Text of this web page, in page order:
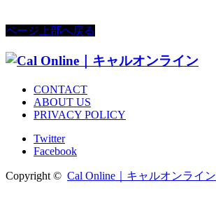
ページ上部へ戻る
CONTACT
ABOUT US
PRIVACY POLICY
Twitter
Facebook
Copyright © Cal Online｜キャルオンライン